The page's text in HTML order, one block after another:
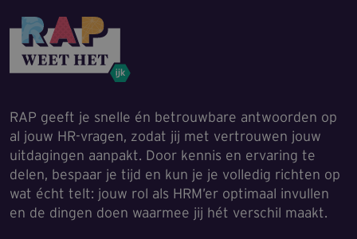
RAP geeft je snelle én betrouwbare antwoorden op
al jouw HR-vragen, zodat jij met vertrouwen jouw
uitdagingen aanpakt. Door kennis en ervaring te
delen, bespaar je tijd en kun je je volledig richten op
wat écht telt: jouw rol als HRM’er optimaal invullen
en de dingen doen waarmee jij hét verschil maakt.